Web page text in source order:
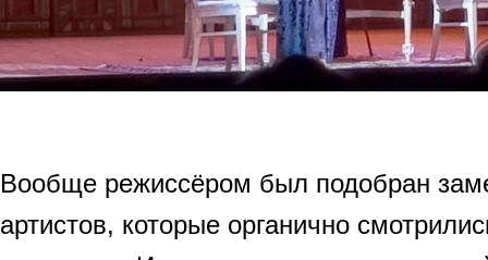
Вообще режиссёром был подобран
артистов, которые органично